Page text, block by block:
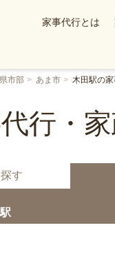
家事代行とは
市部 あま市 木田駅の
行・
す